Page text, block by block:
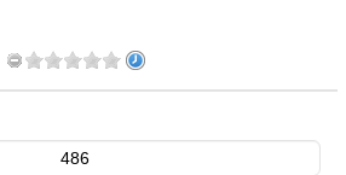
486